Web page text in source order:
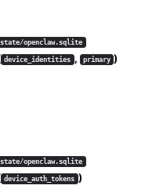
state/openclaw.sqlite
device_identities , primary )
state/openclaw.sqlite
device_auth_tokens )